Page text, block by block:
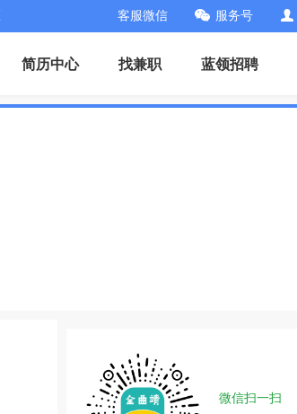
客服微信 服务号
简历中心 找兼职 蓝领招聘
微信扫一扫